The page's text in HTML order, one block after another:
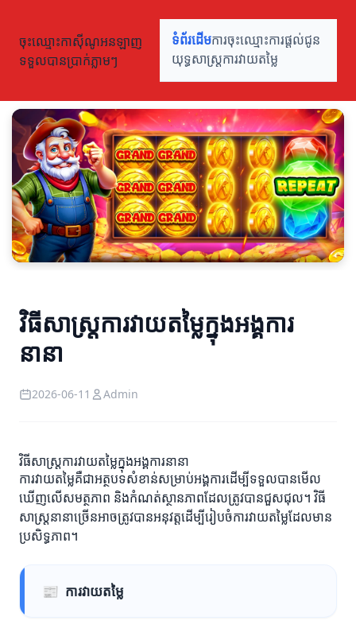
ចុះឈ្មោះកាស៊ីណូអនឡាញ
ទទួលបានប្រាក់ភ្លាមៗ
ទំព័រដើមការចុះឈ្មោះការផ្តល់ជូន
យុទ្ធសាស្ត្រការវាយតម្លៃ
វិធីសាស្ត្រការវាយតម្លៃក្នុងអង្គការ
នានា
2026-06-11 Admin
វិធីសាស្ត្រការវាយតម្លៃក្នុងអង្គការនានា
ការវាយតម្លៃគឺជាអត្ថបទសំខាន់សម្រាប់អង្គការដើម្បីទទួលបានមើល
ឃើញលើសមត្ថភាព និងកំណត់ស្ថានភាពដែលត្រូវបានជួសជុល។ វិធី
សាស្ត្រនានាច្រើនអាចត្រូវបានអនុវត្តដើម្បីរៀបចំការវាយតម្លៃដែលមាន
ប្រសិទ្ធភាព។
📰 ការវាយតម្លៃ